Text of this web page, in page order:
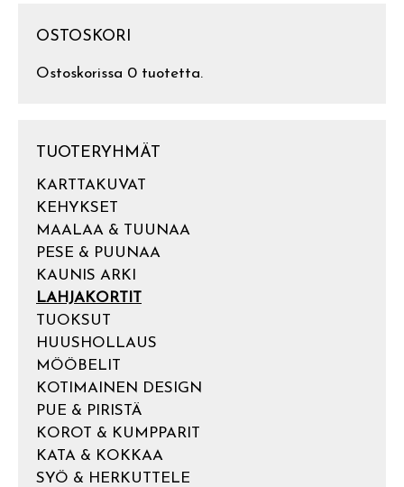
OSTOSKORI
Ostoskorissa 0 tuotetta.
TUOTERYHMÄT
KARTTAKUVAT
KEHYKSET
MAALAA & TUUNAA
PESE & PUUNAA
KAUNIS ARKI
LAHJAKORTIT
TUOKSUT
HUUSHOLLAUS
MÖÖBELIT
KOTIMAINEN DESIGN
PUE & PIRISTÄ
KOROT & KUMPPARIT
KATA & KOKKAA
SYÖ & HERKUTTELE